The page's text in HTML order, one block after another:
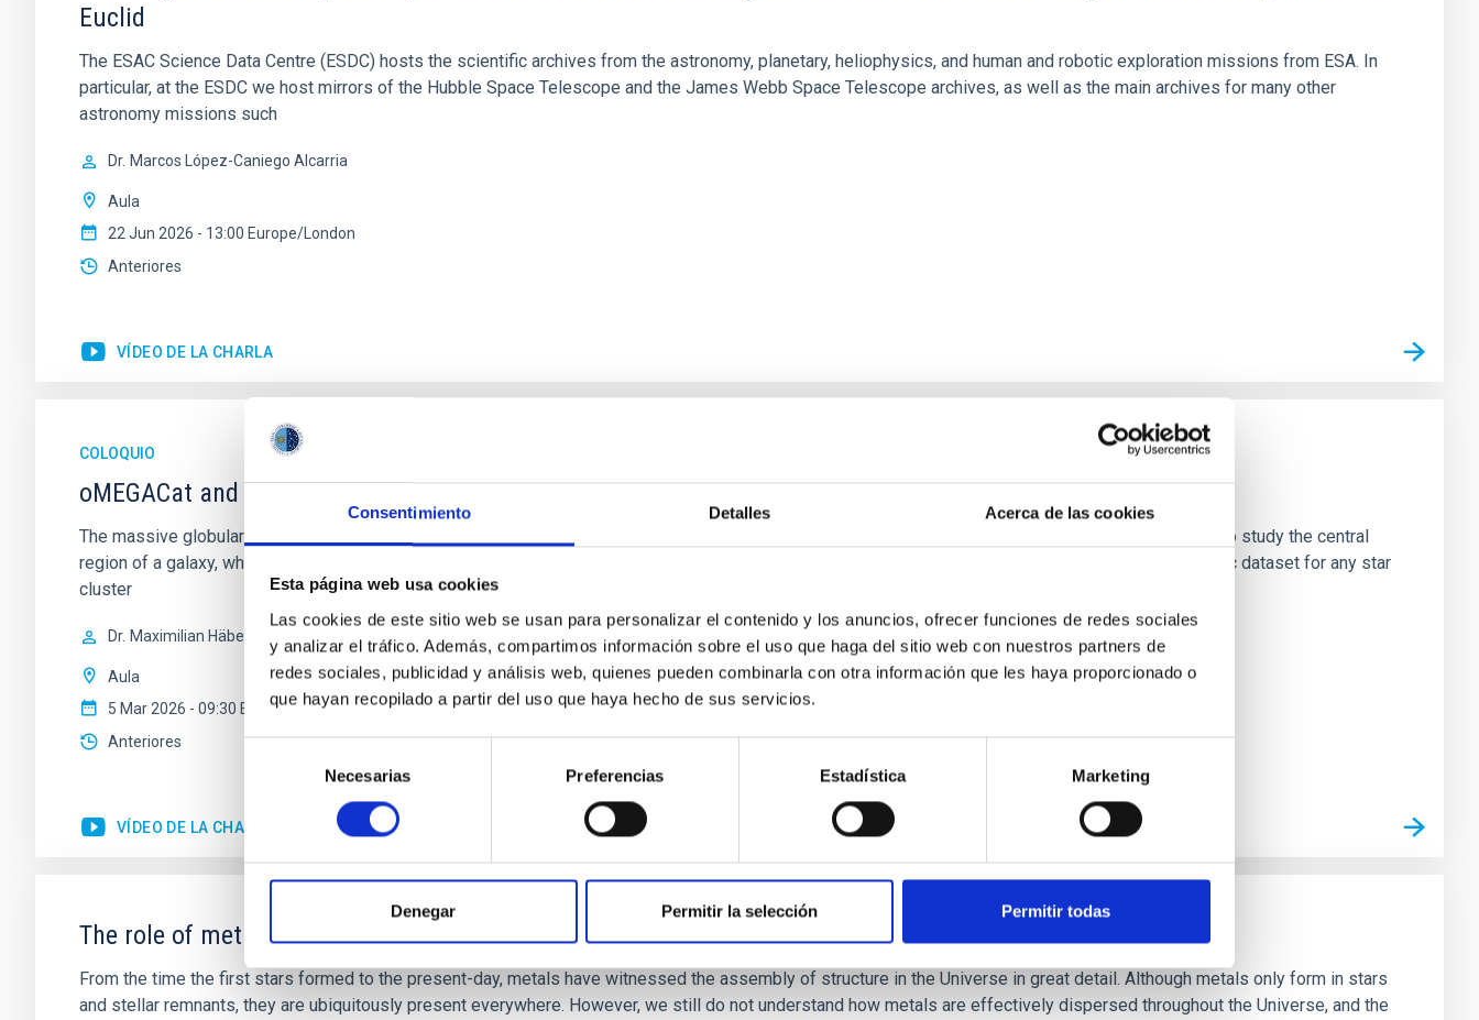
Consentimiento Detalles Acerca de las cookies
Esta página web usa cookies
Las cookies de este sitio web se usan para personalizar el contenido y los anuncios, ofrecer funciones de redes sociales
y analizar el tráfico. Además, compartimos información sobre el uso que haga del sitio web con nuestros partners de
redes sociales, publicidad y análisis web, quienes pueden combinarla con otra información que les haya proporcionado o
que hayan recopilado a partir del uso que haya hecho de sus servicios.
consentimiento
Necesarias Preferencias Estadística Marketing
Denegar Permitir la selección Permitir todas
Euclid
The ESAC Science Data Centre (ESDC) hosts the scientific archives from the astronomy, planetary, heliophysics, and human and robotic exploration missions from ESA. In
particular, at the ESDC we host mirrors of the Hubble Space Telescope and the James Webb Space Telescope archives, as well as the main archives for many other
astronomy missions such
Dr. Marcos López-Caniego Alcarria
Aula
22 Jun 2026 - 13:00 Europe/London
Anteriores
VÍDEO DE LA CHARLA
COLOQUIO
oMEGACat and the intermediate-mass black hole in Omega Centauri
The massive globular cluster Omega Centauri is likely the stripped nucleus of an accreted dwarf galaxy and, therefore, provides a unique opportunity to study the central
region of a galaxy, whose evolution halted billions of years ago.In the last years we have created oMEGACat, the largest astrometric and spectroscopic dataset for any star
cluster
Dr. Maximilian Häberle
Aula
5 Mar 2026 - 09:30 Europe/London
Anteriores
VÍDEO DE LA CHARLA
The role of metals from molecular clouds to galactic discs
From the time the first stars formed to the present-day, metals have witnessed the assembly of structure in the Universe in great detail. Although metals only form in stars
and stellar remnants, they are ubiquitously present everywhere. However, we still do not understand how metals are effectively dispersed throughout the Universe, and the